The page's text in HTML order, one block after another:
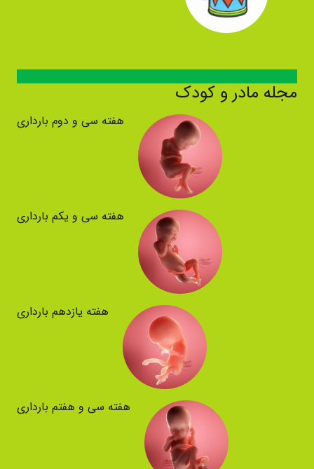
مجله مادر و کودک
هفته سی و دوم بارداری
هفته سی و یکم بارداری
هفته یازدهم بارداری
هفته سی و هفتم بارداری